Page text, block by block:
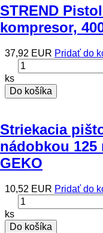
STREND
kompresor,
37,92 EUR Pridať do
ks
Do košíka
Striekacia
nádobkou 125
GEKO
10,52 EUR Pridať do
ks
Do košíka